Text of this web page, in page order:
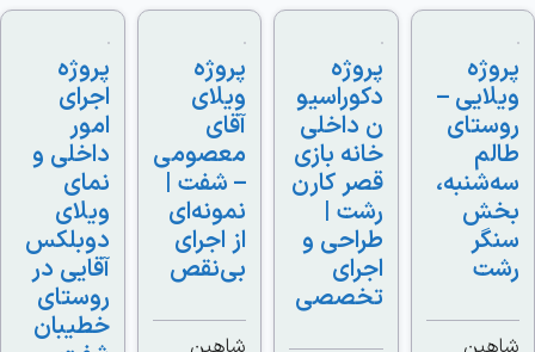
–
پروژه
دکوراسیو
ن داخلی
خانه بازی
قصر کارن
رشت |
طراحی و
اجرای
تخصصی
پروژه
ویلای
آقای
معصومی
– شفت |
نمونه‌ای
از اجرای
بی‌نقص
پروژه
اجرای
امور
داخلی و
نمای
ویلای
دوبلکس
آقایی در
روستای
خطیبان